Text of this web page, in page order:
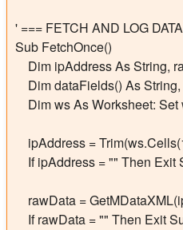
' === FETCH AND LOG
Sub FetchOnce()
Dim ipAddress As String,
Dim dataFields() As
Dim ws As Worksheet:
ipAddress =
If ipAddress = "" Then Exit
rawData =
If rawData = "" Then Exit Sub